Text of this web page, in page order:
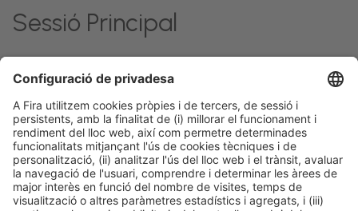
Sessió Principal
Kitchen
18:30h
Hub